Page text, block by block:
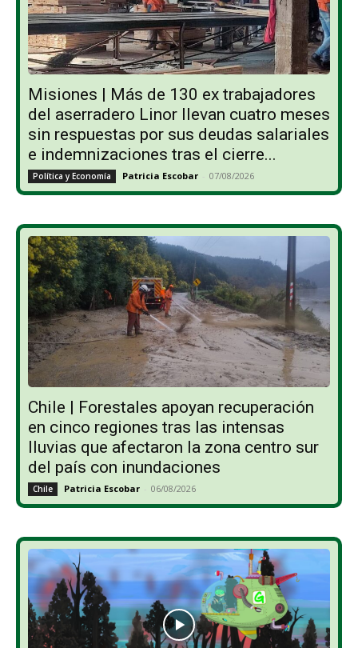
Misiones | Más de 130 ex trabajadores
del aserradero Linor llevan cuatro meses
sin respuestas por sus deudas salariales
e indemnizaciones tras el cierre...
Política y Economía Patricia Escobar - 07/08/2026
Chile | Forestales apoyan recuperación
en cinco regiones tras las intensas
lluvias que afectaron la zona centro sur
del país con inundaciones
Chile Patricia Escobar - 06/08/2026